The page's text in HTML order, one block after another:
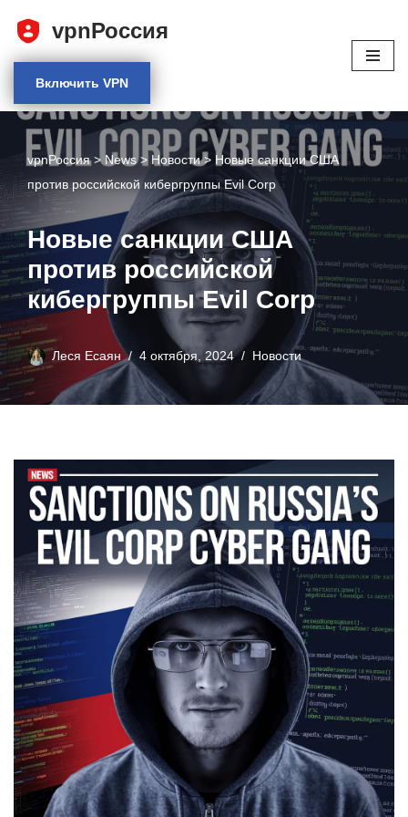
vpnРоссия
Включить VPN
vpnРоссия> News> Новости> Новые санкции США
против российской кибергруппы Evil Corp
Новые санкции США
против российской
кибергруппы Evil Corp
Леся Есаян 4 октября, 2024 Новости